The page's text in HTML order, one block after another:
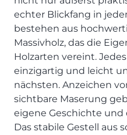
Bar- & Barhockersysteme
Beimöbel
Einzelstühle &
Einzeltische & Tischsysteme
ALLES ANZEIGEN
SOFA, COUCH & CO.
2er Sofas & Funktionssofas
KÜCHENTECHNIK
Dunstabzug im Kochfeld
Bora - The end of normal
Neff - Mehr Raum für
Siemens - Intelligente
Liebherr - hat den
Aber fast.
KÜCHEN PROSPEKTE
Lebensraum Küche
Prisma Journal
KÜCHENTECHNIK
Neff - Mehr Raum für
BORA - The end of normal
SCHLAFZIMMER
ALLES ANZEIGEN
ESSZIMMER
ALLES ANZEIGEN
KÜCHE
ALLE ANZEIGEN
Historie & Philosophie
360° Rundgang
Kunden-Bewertungen
Über uns
UNSER SERVICE
Aufmaß-Service
Entsorgungs-Service
echter Blickfang in
bestehen aus
Massivholz, das die
Holzarten vereint.
einzigartig und leicht
nächsten. Anzeichen
sichtbare Maserung
eigene Geschichte und
Das stabile Gestell aus